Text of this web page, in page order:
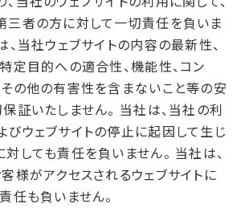
三者の方に対して一切責任を負いま
、当社ウェブサイトの内容の最新性、
定目的への適合性、機能性、コン
その他の有害性を含まないこと等の安
証いたしません。 当社は、当社の利
ウェブサイトの停止に起因して生じ
しても責任を負いません。 当社は、
様がアクセスされるウェブサイトに
任も負いません。